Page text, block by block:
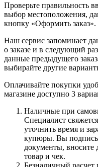
Проверьте правильность
выбор местоположения,
кнопку «Оформить заказ».
Наш сервис запоминает
о заказе и в следующий
данные предыдущего
выбирайте другие
Оплачивайте покупки
магазине доступно 3
Наличные при
Специалист
уточнить время и
купюры. Вы
документы, вносите
товар и чек.
Безналичный